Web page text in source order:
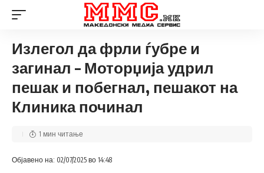
Излегол да фрли ѓубре и
загинал – Моторџија удрил
пешак и побегнал, пешакот на
Клиника починал
Објавено на: 02/07/2025 во 14:48
1 мин читање